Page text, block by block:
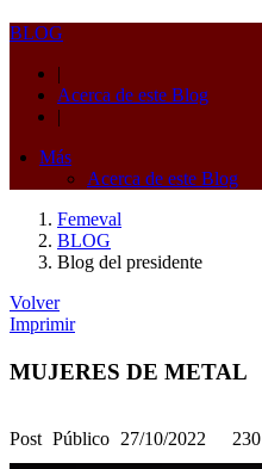
BLOG
|
Acerca de este Blog
|
Más
Acerca de este Blog
Femeval
BLOG
Blog del presidente
Volver
Imprimir
MUJERES DE METAL
Post Público 27/10/2022 230